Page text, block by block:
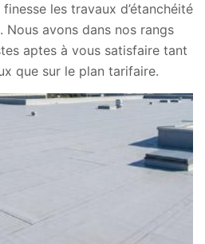
les travaux d’étanchéité
avons dans nos rangs
aptes à vous satisfaire tant
que sur le plan tarifaire.